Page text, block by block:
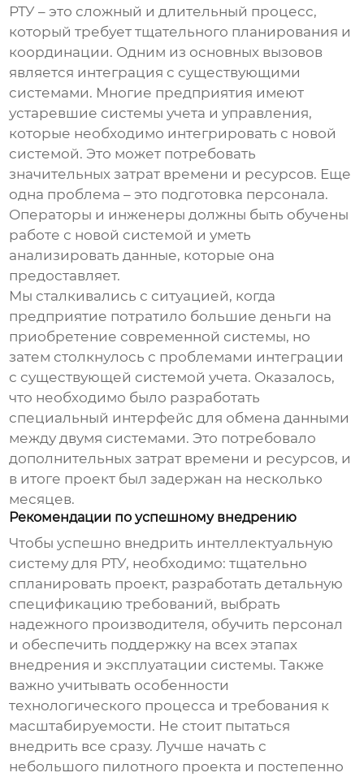
РТУ – это сложный и длительный процесс,
который требует тщательного планирования и
координации. Одним из основных вызовов
является интеграция с существующими
системами. Многие предприятия имеют
устаревшие системы учета и управления,
которые необходимо интегрировать с новой
системой. Это может потребовать
значительных затрат времени и ресурсов. Еще
одна проблема – это подготовка персонала.
Операторы и инженеры должны быть обучены
работе с новой системой и уметь
анализировать данные, которые она
предоставляет.
Мы сталкивались с ситуацией, когда
предприятие потратило большие деньги на
приобретение современной системы, но
затем столкнулось с проблемами интеграции
с существующей системой учета. Оказалось,
что необходимо было разработать
специальный интерфейс для обмена данными
между двумя системами. Это потребовало
дополнительных затрат времени и ресурсов, и
в итоге проект был задержан на несколько
месяцев.
Рекомендации по успешному внедрению
Чтобы успешно внедрить интеллектуальную
систему для РТУ, необходимо: тщательно
спланировать проект, разработать детальную
спецификацию требований, выбрать
надежного производителя, обучить персонал
и обеспечить поддержку на всех этапах
внедрения и эксплуатации системы. Также
важно учитывать особенности
технологического процесса и требования к
масштабируемости. Не стоит пытаться
внедрить все сразу. Лучше начать с
небольшого пилотного проекта и постепенно